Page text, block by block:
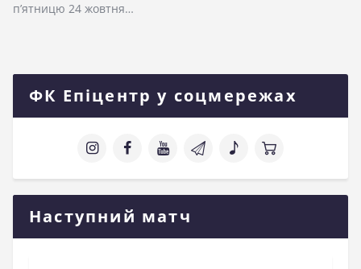
п’ятницю 24 жовтня…
ФК Епіцентр у соцмережах
Наступний матч